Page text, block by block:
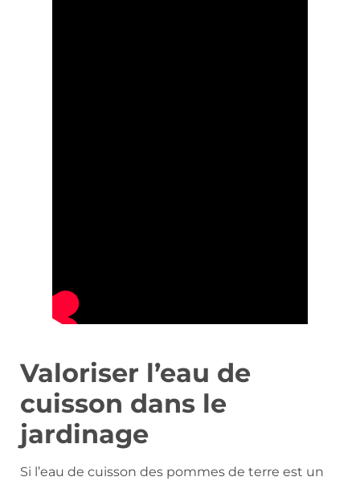
Valoriser l’eau de
cuisson dans le
jardinage
Si l’eau de cuisson des pommes de terre est un